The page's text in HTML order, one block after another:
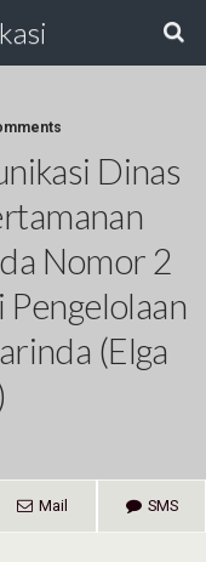
Dinas
Nomor 2
(Elga
Mail SMS